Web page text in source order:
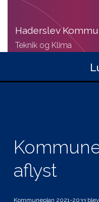
aflyst
Kommuneplan 2021-2033
Haderslev
Teknik og Klima
Genveje
Hvad gælder for
Planer i høring